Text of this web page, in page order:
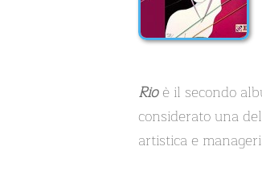
Rioè il secondo
considerato una
artistica e